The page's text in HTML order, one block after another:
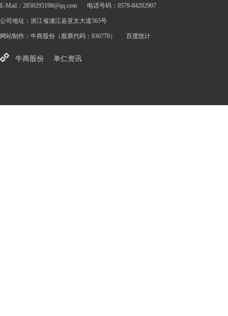
E-Mail：2850293198@qq.com 电话号码：0579-84202907
公司地址：浙江省浦江县亚太大道565号
网站制作： 牛商股份 （股票代码：830770） 百度统计
牛商股份 单仁资讯